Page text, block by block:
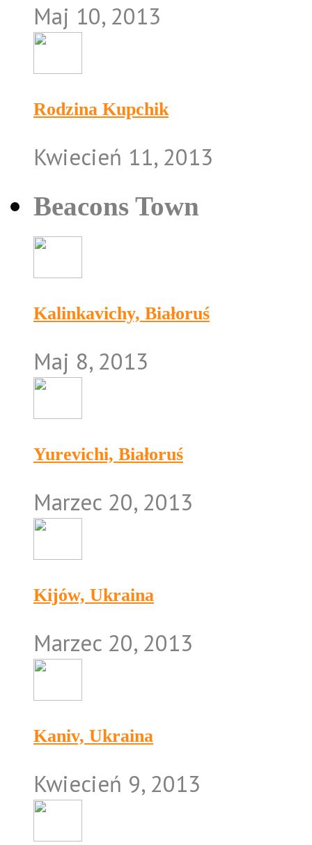
Maj 10, 2013
Rodzina Kupchik
Kwiecień 11, 2013
Beacons Town
Kalinkavichy, Białoruś
Maj 8, 2013
Yurevichi, Białoruś
Marzec 20, 2013
Kijów, Ukraina
Marzec 20, 2013
Kaniv, Ukraina
Kwiecień 9, 2013